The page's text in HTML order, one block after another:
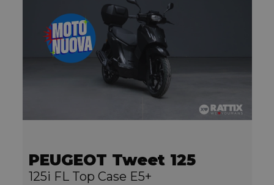
PEUGEOT Tweet 125
125i FL Top Case E5+